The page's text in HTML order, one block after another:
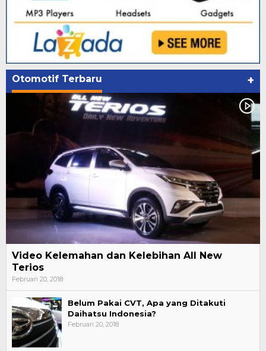
Otomotif Terbaru +
Video Kelemahan dan Kelebihan All New
Terios
Februari 20, 2018
Belum Pakai CVT, Apa yang Ditakuti
Daihatsu Indonesia?
Februari 20, 2018